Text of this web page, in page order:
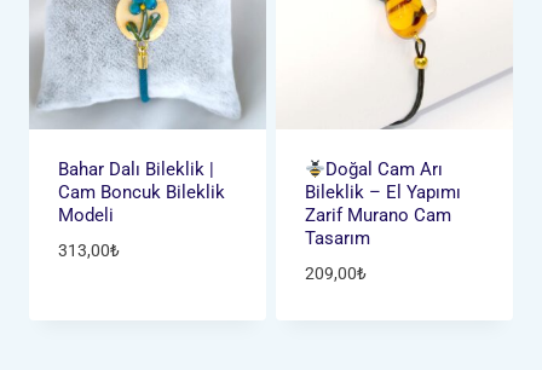
Bahar Dalı Bileklik |
Cam Boncuk Bileklik
Modeli
313,00₺
Doğal Cam Arı
Bileklik – El Yapımı
Zarif Murano Cam
Tasarım
209,00₺